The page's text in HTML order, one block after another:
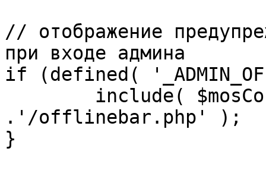
// отображение
при входе админа
if (defined(
.'/offlinebar.php' );
}